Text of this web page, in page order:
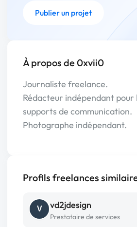
Publier un projet
À propos de 0xvii0
Journaliste freelance.
Rédacteur indépendant pour
supports de communication.
Photographe indépendant.
Profils freelances
V vd2jdesign
Prestataire de services